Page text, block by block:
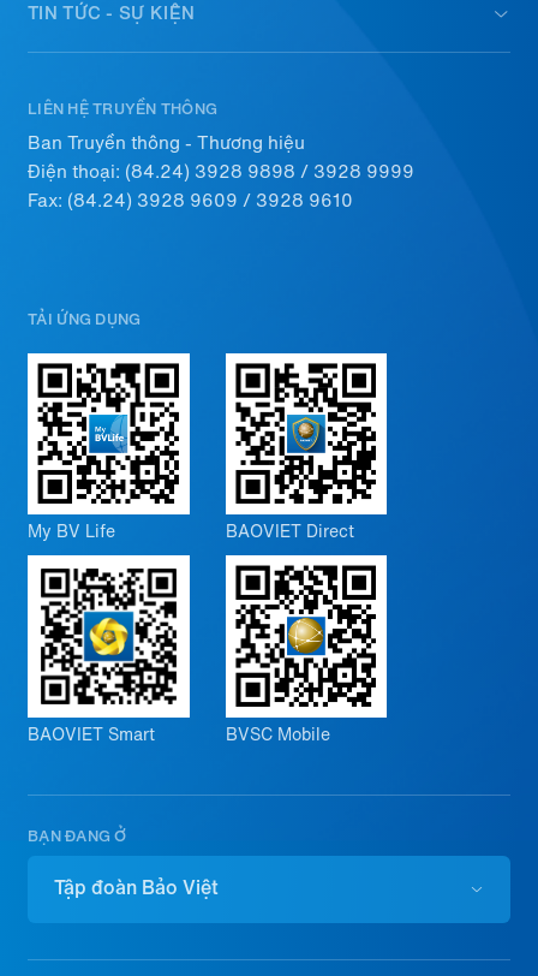
TIN TỨC - SỰ KIỆN
LIÊN HỆ TRUYỀN THÔNG
Ban Truyền thông - Thương hiệu
Điện thoại: (84.24) 3928 9898 / 3928 9999
Fax: (84.24) 3928 9609 / 3928 9610
TẢI ỨNG DỤNG
My BV Life BAOVIET Direct
BAOVIET Smart BVSC Mobile
BẠN ĐANG Ở
Tập đoàn Bảo Việt